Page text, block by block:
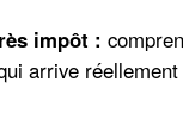
impôt :
arrive